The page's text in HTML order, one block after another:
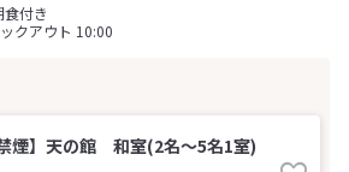
食付き
クアウト 10:00
禁煙】天の館 和室(2名～5名1室)